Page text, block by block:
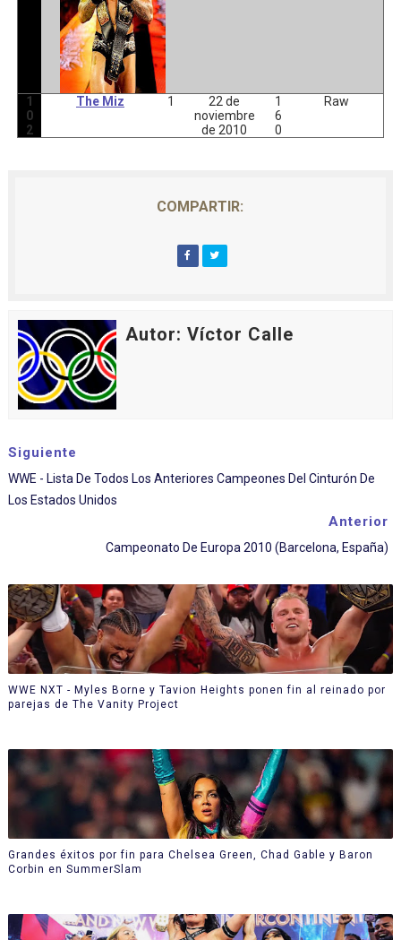
1
0
2
The Miz 1
22 de
noviembre
de 2010
1
6
0
Raw
COMPARTIR:
Autor: Víctor Calle
Siguiente
WWE - Lista De Todos Los Anteriores Campeones Del Cinturón De
Los Estados Unidos
Anterior
Campeonato De Europa 2010 (Barcelona, España)
WWE NXT - Myles Borne y Tavion Heights ponen fin al reinado por
parejas de The Vanity Project
Grandes éxitos por fin para Chelsea Green, Chad Gable y Baron
Corbin en SummerSlam